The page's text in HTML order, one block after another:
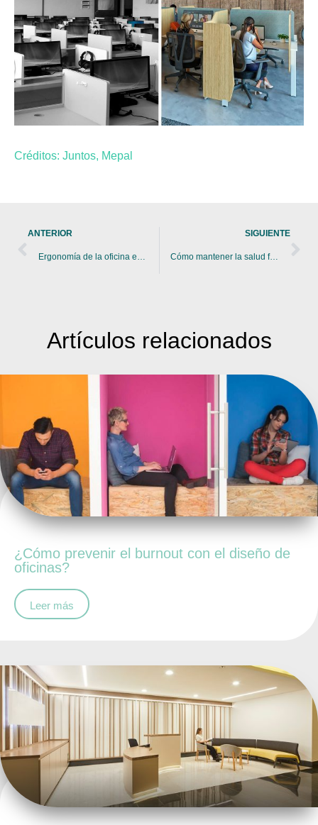
Créditos: Juntos, Mepal
ANTERIOR
Ergonomía de la oficina en casa
SIGUIENTE
Cómo mantener la salud física y mental en el teletrabajo
Artículos relacionados
¿Cómo prevenir el burnout con el diseño de
oficinas?
Leer más